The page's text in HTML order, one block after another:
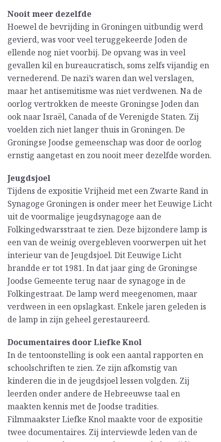
Nooit meer dezelfde
Hoewel de bevrijding in Groningen uitbundig werd
gevierd, was voor veel teruggekeerde Joden de
ellende nog niet voorbij. De opvang was in veel
gevallen kil en bureaucratisch, soms zelfs vijandig en
vernederend. De nazi’s waren dan wel verslagen,
maar het antisemitisme was niet verdwenen. Na de
oorlog vertrokken de meeste Groningse Joden dan
ook naar Israël, Canada of de Verenigde Staten. Zij
voelden zich niet langer thuis in Groningen. De
Groningse Joodse gemeenschap was door de oorlog
ernstig aangetast en zou nooit meer dezelfde worden.
Jeugdsjoel
Tijdens de expositie Vrijheid met een Zwarte Rand in
Synagoge Groningen is onder meer het Eeuwige Licht
uit de voormalige jeugdsynagoge aan de
Folkingedwarsstraat te zien. Deze bijzondere lamp is
een van de weinig overgebleven voorwerpen uit het
interieur van de Jeugdsjoel. Dit Eeuwige Licht
brandde er tot 1981. In dat jaar ging de Groningse
Joodse Gemeente terug naar de synagoge in de
Folkingestraat. De lamp werd meegenomen, maar
verdween in een opslagkast. Enkele jaren geleden is
de lamp in zijn geheel gerestaureerd.
Documentaires door Liefke Knol
In de tentoonstelling is ook een aantal rapporten en
schoolschriften te zien. Ze zijn afkomstig van
kinderen die in de jeugdsjoel lessen volgden. Zij
leerden onder andere de Hebreeuwse taal en
maakten kennis met de Joodse tradities.
Filmmaakster Liefke Knol maakte voor de expositie
twee documentaires. Zij interviewde leden van de